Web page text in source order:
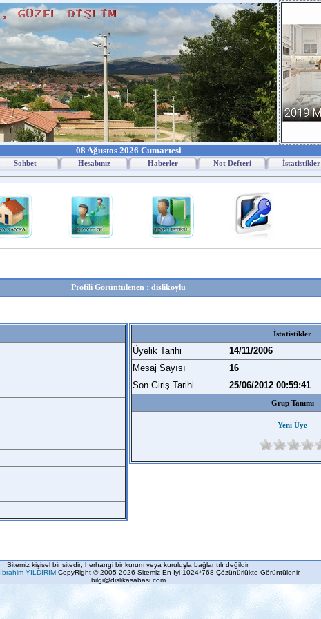
08 Ağustos 2026 Cumartesi
Sohbet Hesabınız Haberler Not Defteri İstatistikler
Profili Görüntülenen : dislikoylu
İstatistikler
Üyelik Tarihi
14/11/2006
Mesaj Sayısı
16
Son Giriş Tarihi
25/06/2012 00:59:41
Grup Tanımı
Yeni Üye
Sitemiz kişisel bir sitedir; herhangi bir kurum veya kuruluşla bağlantılı değildir.
İbrahim YILDIRIM CopyRight © 2005-2026 Sitemiz En Iyi 1024*768 Çözünürlükte Görüntülenir.
bilgi@dislikasabasi.com